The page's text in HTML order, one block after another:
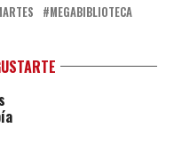
MEGABIBLIOTECA